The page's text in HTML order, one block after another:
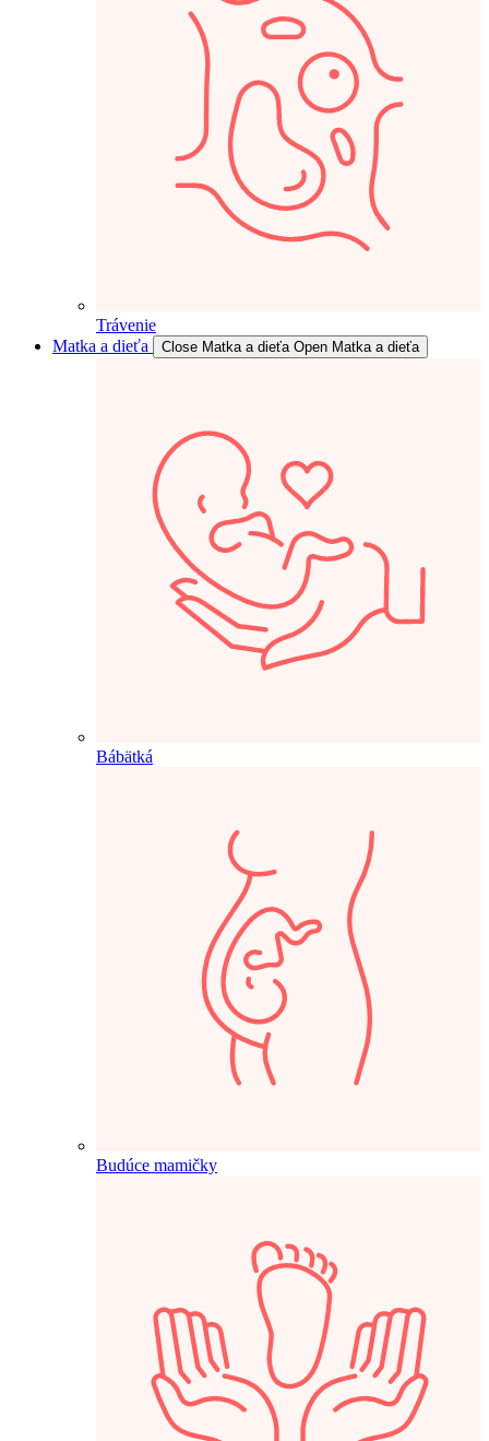
Trávenie
Matka a dieťa
Close Matka a dieťa Open Matka a dieťa
Bábätká
Budúce mamičky